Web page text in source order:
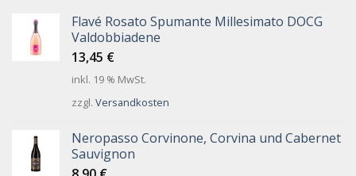
Flavé Rosato Spumante Millesimato DOCG
Valdobbiadene
13,45 €
inkl. 19 % MwSt.
zzgl. Versandkosten
Neropasso Corvinone, Corvina und Cabernet
Sauvignon